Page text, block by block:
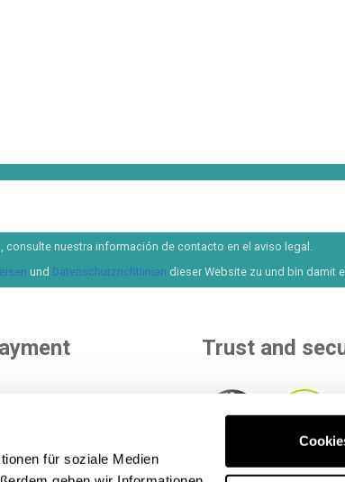
für soziale Medien
consulte nuestra información de contacto en el aviso legal.
und Datenschutzrichtlinien dieser Website zu und bin damit
to pay. More than 8
finance your
Trust and
Within to independent